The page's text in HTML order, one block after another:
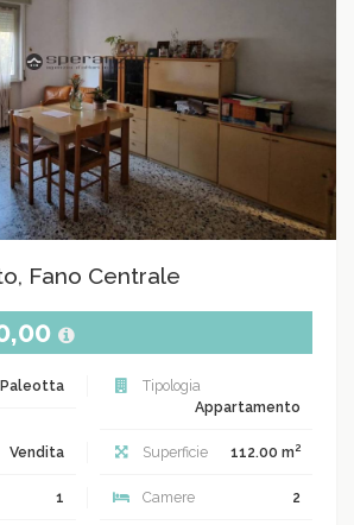
Fano Centrale
Paleotta
Tipologia
Appartamento
Vendita Superficie 112.00 m2
1 Camere 2